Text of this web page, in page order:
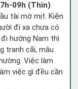
09h (Thìn)
tài mờ mịt. Kiện
đi xa chưa có
hướng Nam thì
tranh cãi, mâu
Việc làm
việc gì đều cần